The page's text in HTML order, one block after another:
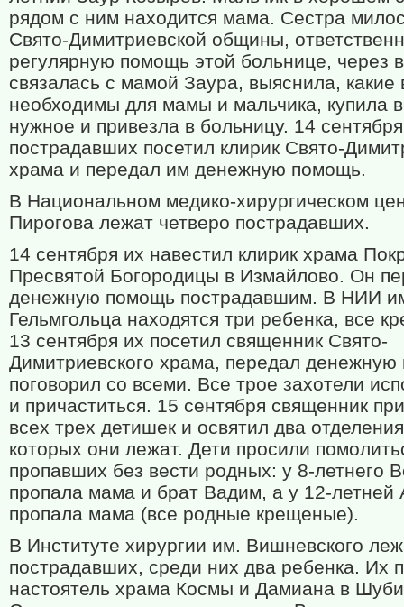
рядом с ним находится мама. Сестра
Свято-Димитриевской общины,
регулярную помощь этой больнице, через
связалась с мамой Заура, выяснила, какие
необходимы для мамы и мальчика, купила
нужное и привезла в больницу. 14 сентября
пострадавших посетил клирик Свято-
храма и передал им денежную помощь.
В Национальном медико-хирургическом
Пирогова лежат четверо пострадавших.
14 сентября их навестил клирик храма
Пресвятой Богородицы в Измайлово. Он
денежную помощь пострадавшим. В НИИ
Гельмгольца находятся три ребенка, все
13 сентября их посетил священник Свято-
Димитриевского храма, передал
поговорил со всеми. Все трое захотели
и причаститься. 15 сентября священник
всех трех детишек и освятил два
которых они лежат. Дети просили
пропавших без вести родных: у 8-летнего
пропала мама и брат Вадим, а у 12-летней
пропала мама (все родные крещеные).
В Институте хирургии им. Вишневского
пострадавших, среди них два ребенка. Их
настоятель храма Космы и Дамиана в